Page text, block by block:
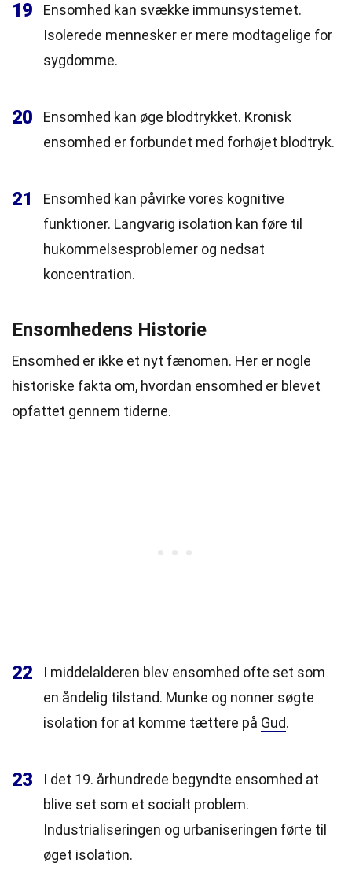
19
Ensomhed kan svække immunsystemet.
Isolerede mennesker er mere modtagelige for
sygdomme.
20
Ensomhed kan øge blodtrykket. Kronisk
ensomhed er forbundet med forhøjet blodtryk.
21
Ensomhed kan påvirke vores kognitive
funktioner. Langvarig isolation kan føre til
hukommelsesproblemer og nedsat
koncentration.
Ensomhedens Historie
Ensomhed er ikke et nyt fænomen. Her er nogle
historiske fakta om, hvordan ensomhed er blevet
opfattet gennem tiderne.
22
I middelalderen blev ensomhed ofte set som
en åndelig tilstand. Munke og nonner søgte
isolation for at komme tættere på Gud.
23
I det 19. århundrede begyndte ensomhed at
blive set som et socialt problem.
Industrialiseringen og urbaniseringen førte til
øget isolation.